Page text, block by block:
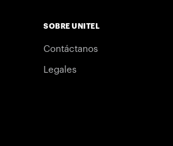
SOBRE UNITEL
Contáctanos
Legales